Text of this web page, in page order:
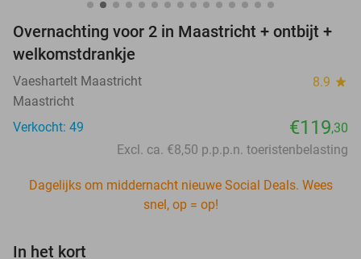
Overnachting voor 2 in Maastricht + ontbijt +
welkomstdrankje
Vaeshartelt Maastricht 8.9 star
Maastricht
Verkocht: 49
€119,30
Excl. ca. €8,50 p.p.p.n. toeristenbelasting
Dagelijks om middernacht nieuwe Social Deals. Wees
snel, op = op!
In het kort